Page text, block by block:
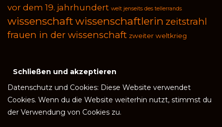
vor dem 19. jahrhundert welt jenseits des tellerrands
wissenschaft wissenschaftlerin zeitstrahl
frauen in der wissenschaft zweiter weltkrieg
Datenschutz und Cookies: Diese Website verwendet
Cookies. Wenn du die Website weiterhin nutzt, stimmst du
der Verwendung von Cookies zu.